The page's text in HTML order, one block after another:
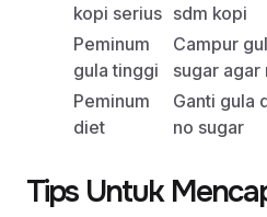
kopi serius sdm kopi
Peminum
gula tinggi
Campur
sugar agar
Peminum
diet
Ganti gula
no sugar
Tips Untuk